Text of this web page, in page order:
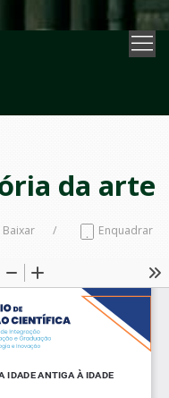
da arte
Baixar Enquadrar